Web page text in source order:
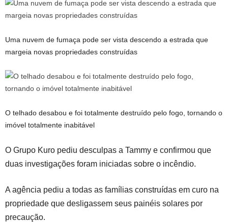
Uma nuvem de fumaça pode ser vista descendo a estrada que
margeia novas propriedades construídas
O telhado desabou e foi totalmente destruído pelo fogo, tornando o
imóvel totalmente inabitável
O Grupo Kuro pediu desculpas a Tammy e confirmou que
duas investigações foram iniciadas sobre o incêndio.
A agência pediu a todas as famílias construídas em curo na
propriedade que desligassem seus painéis solares por
precaução.